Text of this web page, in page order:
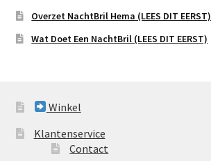
Overzet NachtBril Hema (LEES DIT EERST)
Wat Doet Een NachtBril (LEES DIT EERST)
Winkel
Klantenservice
Contact